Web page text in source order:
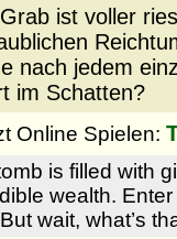
ist voller
nach jedem
im Schatten?
Online Spielen:
is filled with
wealth.
wait, what’s